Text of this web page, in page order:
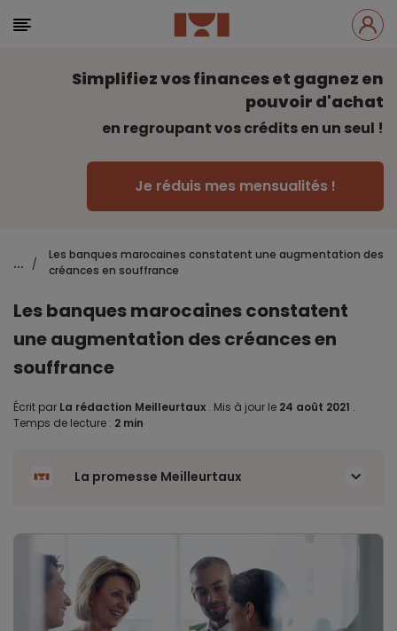
Simplifiez vos finances et gagnez en
pouvoir d'achat
en regroupant vos crédits en un seul !
Je réduis mes mensualités !
... /
Les banques marocaines constatent une augmentation des
créances en souffrance
Les banques marocaines constatent
une augmentation des créances en
souffrance
Écrit par La rédaction Meilleurtaux . Mis à jour le 24 août 2021 .
Temps de lecture : 2 min
La promesse Meilleurtaux